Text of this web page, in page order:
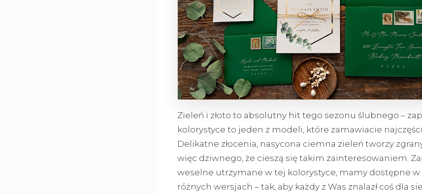
Zieleń i złoto to absolutny hit tego sezonu ślubnego –
kolorystyce to jeden z modeli, które zamawiacie
Delikatne złocenia, nasycona ciemna zieleń tworzy
więc dziwnego, że cieszą się takim zainteresowaniem.
weselne utrzymane w tej kolorystyce, mamy dostępne
różnych wersjach – tak, aby każdy z Was znalazł coś dla